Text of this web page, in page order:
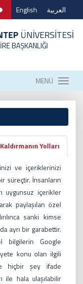
English العربية
ÜNİVERSİTESİ
BAŞKANLIĞI
MENÜ
Yolları
ve içeriklerinizi
süreçtir. İnsanların
uygunsuz içerikler
paylaşılan özel
sanki kimse
ayrı bir garabettir.
bilgilerin Google
konu olan ilgili
hiçbir şey ifade
ile hala ulaşılabilir